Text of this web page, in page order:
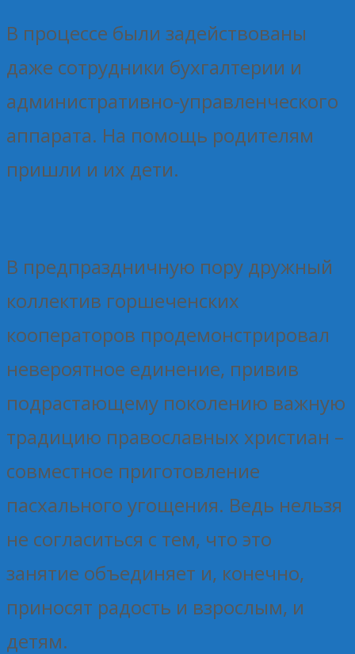
В процессе были задействованы
даже сотрудники бухгалтерии и
административно-управленческого
аппарата. На помощь родителям
пришли и их дети.
В предпраздничную пору дружный
коллектив горшеченских
кооператоров продемонстрировал
невероятное единение, привив
подрастающему поколению важную
традицию православных христиан –
совместное приготовление
пасхального угощения. Ведь нельзя
не согласиться с тем, что это
занятие объединяет и, конечно,
приносят радость и взрослым, и
детям.